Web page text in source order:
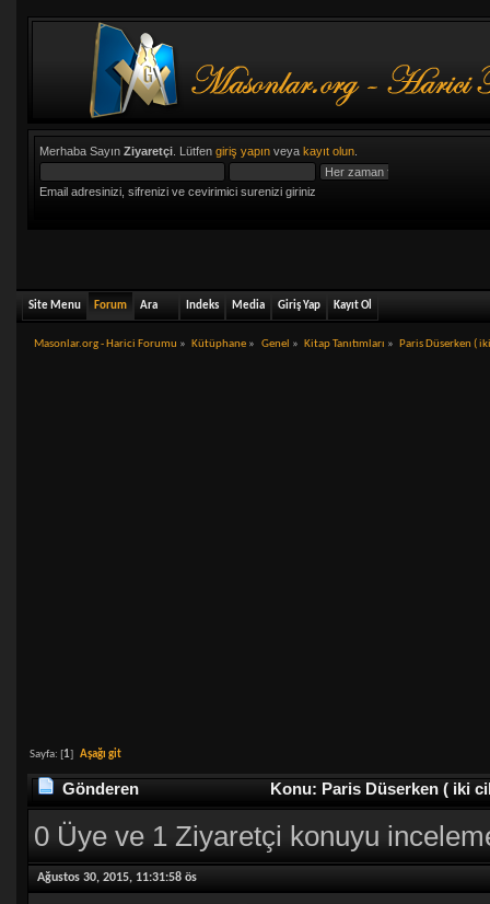
Merhaba Sayın Ziyaretçi. Lütfen giriş yapınveya kayıt olun.
Email adresinizi, sifrenizi ve cevirimici surenizi giriniz
Site Menu Forum Ara Indeks Media Giriş Yap Kayıt Ol
Masonlar.org - Harici Forumu » Kütüphane » Genel » Kitap Tanıtımları » Paris Düserken (
Sayfa: [1] Aşağı git
Gönderen Konu: Paris Düserken ( iki
0 Üye ve 1 Ziyaretçi konuyu
Ağustos 30, 2015, 11:31:58 ös